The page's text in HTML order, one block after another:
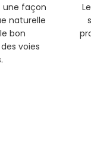
une façon
naturelle
bon
voies